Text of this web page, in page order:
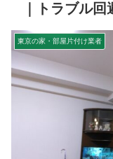
｜トラブル
東京の家・部屋片付け業者